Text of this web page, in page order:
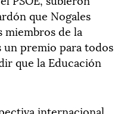
que Nogales
miembros de la
un premio para todos
que la Educación
internacional,